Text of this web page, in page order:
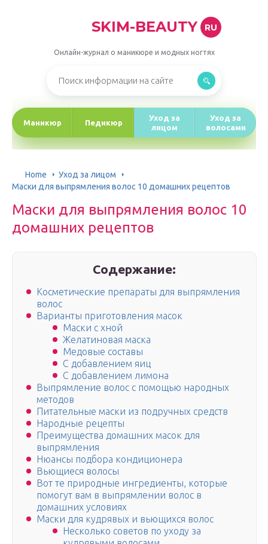
SKIM-BEAUTY RU
Онлайн-журнал о маникюре и модных ногтях
Маникюр Педикюр
Уход за
лицом
Уход за
волосами
Home
Уход за лицом
Маски для выпрямления волос 10 домашних рецептов
Маски для выпрямления волос 10
домашних рецептов
Содержание:
Косметические препараты для выпрямления
волос
Варианты приготовления масок
Маски с хной
Желатиновая маска
Медовые составы
С добавлением яиц
С добавлением лимона
Выпрямление волос с помощью народных
методов
Питательные маски из подручных средств
Народные рецепты
Преимущества домашних масок для
выпрямления
Нюансы подбора кондиционера
Вьющиеся волосы
Вот те природные ингредиенты, которые
помогут вам в выпрямлении волос в
домашних условиях
Маски для кудрявых и вьющихся волос
Несколько советов по уходу за